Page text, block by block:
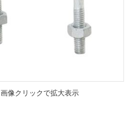
画像クリックで拡大表示